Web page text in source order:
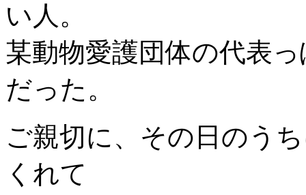
い人。
某動物愛護団体の代表
だった。
ご親切に、その日のう
くれて